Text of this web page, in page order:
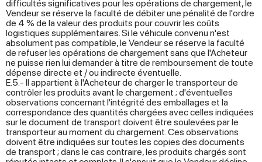
difficultés significatives pour les opérations de chargement, le
Vendeur se réserve la faculté de débiter une pénalité de l'ordre
de 4 % de la valeur des produits pour couvrir les coûts
logistiques supplémentaires. Si le véhicule convenu n'est
absolument pas compatible, le Vendeur se réserve la faculté
de refuser les opérations de chargement sans que l'Acheteur
ne puisse rien lui demander à titre de remboursement de toute
dépense directe et / ou indirecte éventuelle.
E.5.- Il appartient à l'Acheteur de charger le transporteur de
contrôler les produits avant le chargement ; d'éventuelles
observations concernant l'intégrité des emballages et la
correspondance des quantités chargées avec celles indiquées
sur le document de transport doivent être soulevées par le
transporteur au moment du chargement. Ces observations
doivent être indiquées sur toutes les copies des documents
de transport ; dans le cas contraire, les produits chargés sont